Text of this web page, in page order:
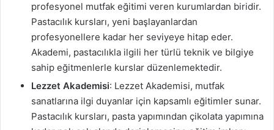
profesyonel mutfak eğitimi veren kurumlardan biridir.
Pastacılık kursları, yeni başlayanlardan
profesyonellere kadar her seviyeye hitap eder.
Akademi, pastacılıkla ilgili her türlü teknik ve bilgiye
sahip eğitmenlerle kurslar düzenlemektedir.
Lezzet Akademisi: Lezzet Akademisi, mutfak
sanatlarına ilgi duyanlar için kapsamlı eğitimler sunar.
Pastacılık kursları, pasta yapımından çikolata yapımına